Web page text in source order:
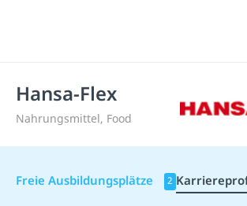
Hansa-Flex
Nahrungsmittel, Food
Freie Ausbildungsplätze 2